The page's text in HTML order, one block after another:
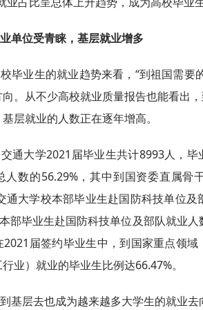
单位受青睐，基层就业增多
毕业生的就业趋势来看，“到祖国需要
。从不少高校就业质量报告也能看出
层就业的人数正在逐年增高。
通大学2021届毕业生共计8993人，
人数的56.29%，其中到国资委直属骨
通大学校本部毕业生赴国防科技单位
部毕业生赴国防科技单位及部队就业人
届签约毕业生中，到国家重点领
业）就业的毕业生比例达66.47%。
基层去也成为越来越多大学生的就业去